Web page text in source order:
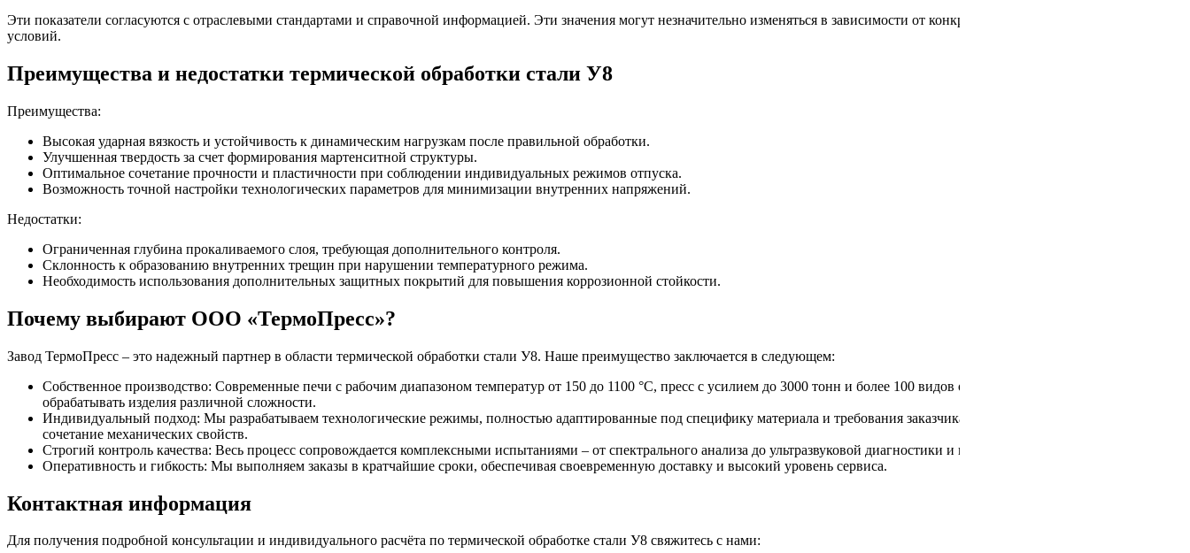
Эти показатели согласуются с отраслевыми стандартами и справочной информацией. Эти значения могут незначительно изменяться в зависимости от конкретного состава и технологических
условий.
Преимущества и недостатки термической обработки стали У8
Преимущества:
Высокая ударная вязкость и устойчивость к динамическим нагрузкам после правильной обработки.
Улучшенная твердость за счет формирования мартенситной структуры.
Оптимальное сочетание прочности и пластичности при соблюдении индивидуальных режимов отпуска.
Возможность точной настройки технологических параметров для минимизации внутренних напряжений.
Недостатки:
Ограниченная глубина прокаливаемого слоя, требующая дополнительного контроля.
Склонность к образованию внутренних трещин при нарушении температурного режима.
Необходимость использования дополнительных защитных покрытий для повышения коррозионной стойкости.
Почему выбирают ООО «ТермоПресс»?
Завод ТермоПресс – это надежный партнер в области термической обработки стали У8. Наше преимущество заключается в следующем:
Собственное производство: Современные печи с рабочим диапазоном температур от 150 до 1100 °C, пресс с усилием до 3000 тонн и более 100 видов оснастки позволяют нам
обрабатывать изделия различной сложности.
Индивидуальный подход: Мы разрабатываем технологические режимы, полностью адаптированные под специфику материала и требования заказчика, что гарантирует оптимальное
сочетание механических свойств.
Строгий контроль качества: Весь процесс сопровождается комплексными испытаниями – от спектрального анализа до ультразвуковой диагностики и металлографического исследования.
Оперативность и гибкость: Мы выполняем заказы в кратчайшие сроки, обеспечивая своевременную доставку и высокий уровень сервиса.
Контактная информация
Для получения подробной консультации и индивидуального расчёта по термической обработке стали У8 свяжитесь с нами: